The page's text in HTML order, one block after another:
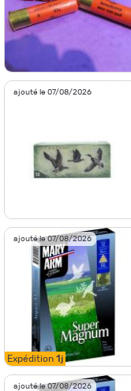
ajouté le 07/08/2026
ajouté le 07/08/2026
Expédition 1j
ajouté le 07/08/2026